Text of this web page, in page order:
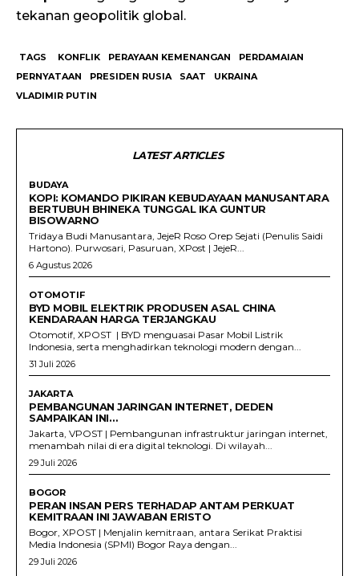
tekanan geopolitik global.
TAGS KONFLIK PERAYAAN KEMENANGAN
PERDAMAIAN
PERNYATAAN
PRESIDEN RUSIA SAAT
UKRAINA
VLADIMIR PUTIN
LATEST ARTICLES
BUDAYA
KOPI: KOMANDO PIKIRAN KEBUDAYAAN MANUSANTARA
BERTUBUH BHINEKA TUNGGAL IKA GUNTUR
BISOWARNO
Tridaya Budi Manusantara, JejeR Roso Orep Sejati (Penulis Saidi
Hartono). Purwosari, Pasuruan, XPost | JejeR...
6 Agustus 2026
OTOMOTIF
BYD MOBIL ELEKTRIK PRODUSEN ASAL CHINA
KENDARAAN HARGA TERJANGKAU
Otomotif, XPOST | BYD menguasai Pasar Mobil Listrik
Indonesia, serta menghadirkan teknologi modern dengan...
31 Juli 2026
JAKARTA
PEMBANGUNAN JARINGAN INTERNET, DEDEN
SAMPAIKAN INI…
Jakarta, VPOST | Pembangunan infrastruktur jaringan internet,
menambah nilai di era digital teknologi. Di wilayah...
29 Juli 2026
BOGOR
PERAN INSAN PERS TERHADAP ANTAM PERKUAT
KEMITRAAN INI JAWABAN ERISTO
Bogor, XPOST | Menjalin kemitraan, antara Serikat Praktisi
Media Indonesia (SPMI) Bogor Raya dengan...
29 Juli 2026